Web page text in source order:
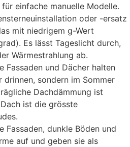
einfache manuelle Modelle.
oder -ersatz
mit niedrigem g-Wert
Es lässt Tageslicht durch,
Wärmestrahlung ab.
Fassaden und Dächer halten
drinnen, sondern im Sommer
Dachdämmung ist
ist die grösste
Fassaden, dunkle Böden und
auf und geben sie als